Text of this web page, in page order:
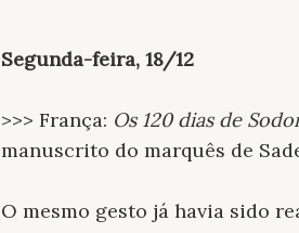
Segunda-feira, 18/12
>>> França: Os 120 dias de
manuscrito do marquês de
O mesmo gesto já havia sido